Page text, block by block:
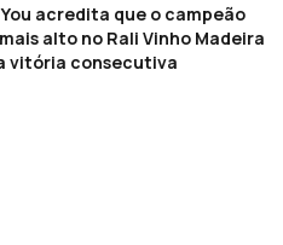
acredita que o campeão
alto no Rali Vinho Madeira
vitória consecutiva